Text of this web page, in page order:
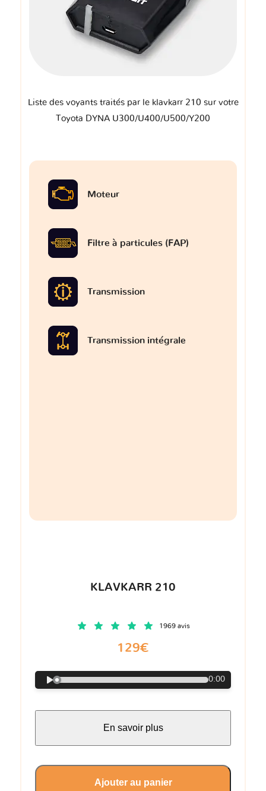
Liste des voyants traités par le klavkarr 210 sur votre
Toyota DYNA U300/U400/U500/Y200
Moteur
Filtre à particules (FAP)
Transmission
Transmission intégrale
KLAVKARR 210
1969 avis
129€
0:00
En savoir plus
Ajouter au panier